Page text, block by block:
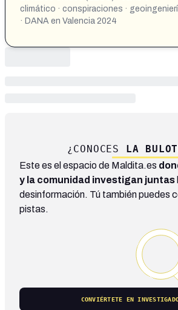
climático · conspiraciones ·
· DANA en Valencia 2024
¿CONOCES LA
Este es el espacio de Maldita.es
y la comunidad investigan juntas
desinformación. Tú también puedes
pistas.
CONVIÉRTETE EN